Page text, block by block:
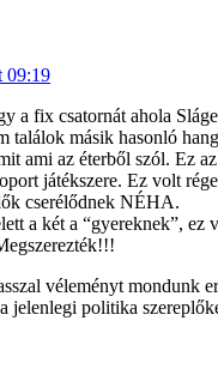
09:19
a fix csatornát ahola
találok másik hasonló
ami az éterből szól. Ez
játékszere. Ez volt
cserélődnek NÉHA.
a két a “gyereknek”, ez
véleményt mondunk
jelenlegi politika